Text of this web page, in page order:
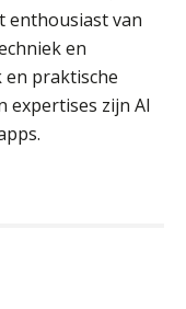
enthousiast van
en
praktische
expertises zijn AI